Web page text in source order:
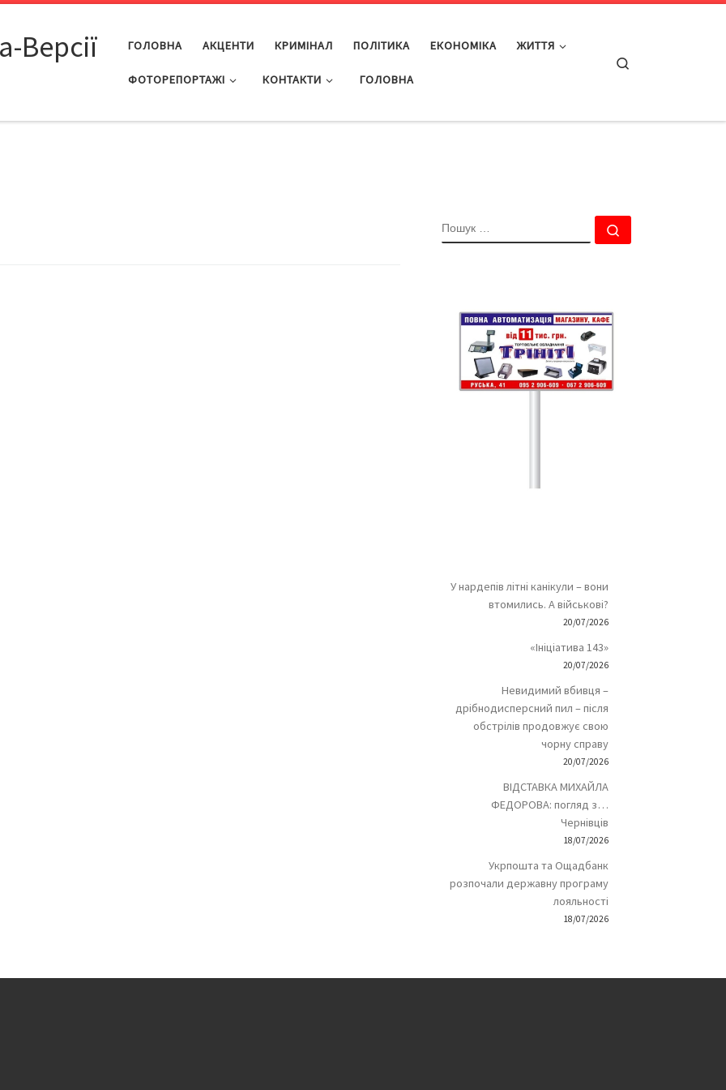
Версії ГОЛОВНА АКЦЕНТИ КРИМІНАЛ ПОЛІТИКА ЕКОНОМІКА ЖИТТЯ
ФОТОРЕПОРТАЖІ КОНТАКТИ ГОЛОВНА
ПОШУК
У нардепів літні канікули – вони
втомились. А військові?
20/07/2026
«Ініціатива 143»
20/07/2026
Невидимий вбивця –
дрібнодисперсний пил – після
обстрілів продовжує свою
чорну справу
20/07/2026
ВІДСТАВКА МИХАЙЛА
ФЕДОРОВА: погляд з…
Чернівців
18/07/2026
Укрпошта та Ощадбанк
розпочали державну програму
лояльності
18/07/2026